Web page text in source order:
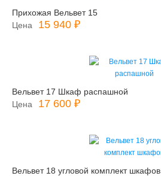
Прихожая Вельвет 15
Цена
15 940 ₽
Вельвет 17 Шкаф распашной
Цена
17 600 ₽
Вельвет 18 угловой комплект шкафов